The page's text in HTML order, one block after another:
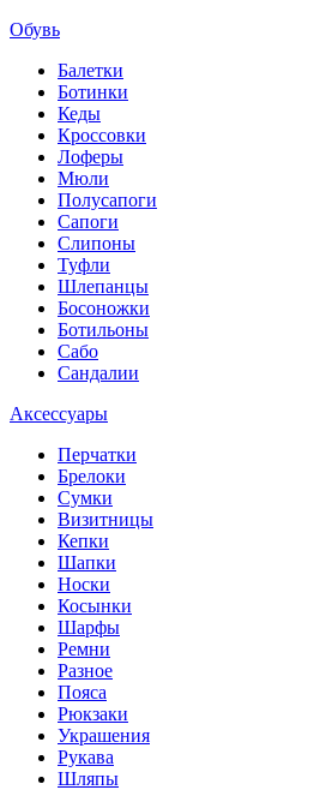
Обувь
Балетки
Ботинки
Кеды
Кроссовки
Лоферы
Мюли
Полусапоги
Сапоги
Слипоны
Туфли
Шлепанцы
Босоножки
Ботильоны
Сабо
Сандалии
Аксессуары
Перчатки
Брелоки
Сумки
Визитницы
Кепки
Шапки
Носки
Косынки
Шарфы
Ремни
Разное
Пояса
Рюкзаки
Украшения
Рукава
Шляпы